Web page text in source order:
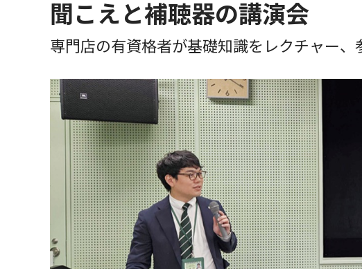
聞こえと補聴器の講演会
専門店の有資格者が基礎知識をレクチャー、